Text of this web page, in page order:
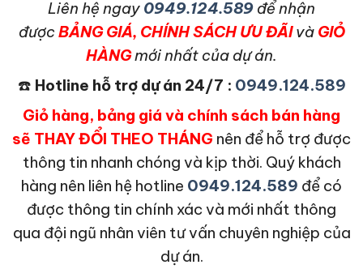
Liên hệ ngay 0949.124.589 để nhận
được BẢNG GIÁ, CHÍNH SÁCH ƯU ĐÃIvà GIỎ
HÀNGmới nhất của dự án.
☎️ Hotline hỗ trợ dự án 24/7 : 0949.124.589
Giỏ hàng, bảng giá và chính sách bán hàng
sẽ THAY ĐỔI THEO THÁNG nên để hỗ trợ được
thông tin nhanh chóng và kịp thời. Quý khách
hàng nên liên hệ hotline 0949.124.589 để có
được thông tin chính xác và mới nhất thông
qua đội ngũ nhân viên tư vấn chuyên nghiệp của
dự án.